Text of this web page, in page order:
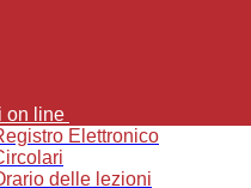
on line
Elettronico
delle lezioni